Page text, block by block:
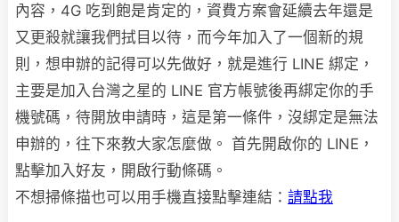
內容，4G 吃到飽是肯定的，資費方案會延續去年還是
又更殺就讓我們拭目以待，而今年加入了一個新的規
則，想申辦的記得可以先做好，就是進行 LINE 綁定，
主要是加入台灣之星的 LINE 官方帳號後再綁定你的手
機號碼，待開放申請時，這是第一條件，沒綁定是無法
申辦的，往下來教大家怎麼做。 首先開啟你的 LINE，
點擊加入好友，開啟行動條碼。
不想掃條描也可以用手機直接點擊連結： 請點我